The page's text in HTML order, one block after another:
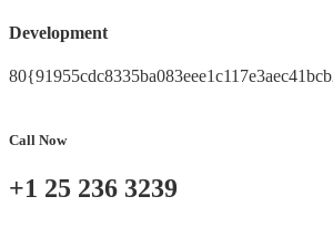
Development
Call Now
+1 25 236 3239